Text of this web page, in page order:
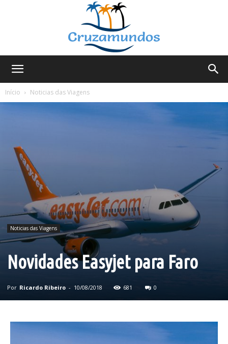
Início
Noticias das Viagens
Noticias das Viagens
Novidades Easyjet para Faro
Por Ricardo Ribeiro - 10/08/2018 681 0